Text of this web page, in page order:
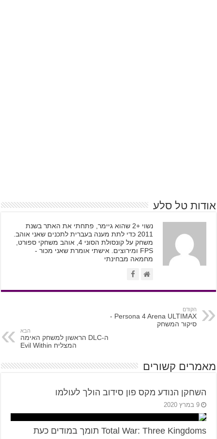
אודות טל סלע
נשוי +2 שהוא גיימר, פתחתי את האתר בשנת
2011 כדי לתת מענה בעברית לתכנים שאני אוהב.
משחק על קונסולת הסוני 4, אוהב משחקי ספורט,
FPS ומירוצים. אישתי אומרת שאני מכור -
מחמאה מבחינתי
הקודם
Persona 4 Arena ULTIMAX -
סיקור המשחק
הבא
ה-DLC הראשון למשחק האימה
המצליח Evil Within
מאמרים קשורים
השחקן הנודע מקס פון סידוב הולך לעולמו
9 במרץ 2020
Total War: Three Kingdoms תומך במודים כעת